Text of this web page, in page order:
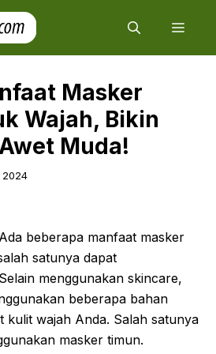
Masker
Wajah, Bikin
Muda!
2024
beberapa manfaat masker
satunya dapat
menggunakan skincare,
beberapa bahan
kulit wajah Anda. Salah satunya
masker timun.